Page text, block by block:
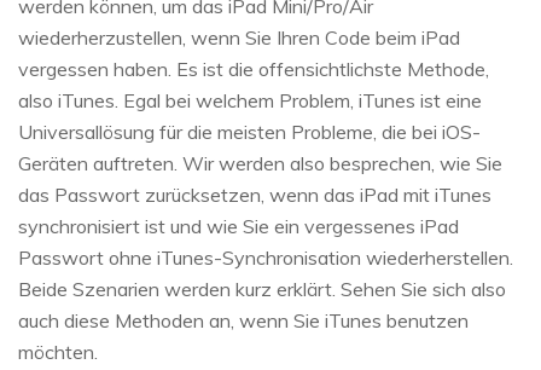
werden können, um das iPad Mini/Pro/Air
wiederherzustellen, wenn Sie Ihren Code beim iPad
vergessen haben. Es ist die offensichtlichste Methode,
also iTunes. Egal bei welchem Problem, iTunes ist eine
Universallösung für die meisten Probleme, die bei iOS-
Geräten auftreten. Wir werden also besprechen, wie Sie
das Passwort zurücksetzen, wenn das iPad mit iTunes
synchronisiert ist und wie Sie ein vergessenes iPad
Passwort ohne iTunes-Synchronisation wiederherstellen.
Beide Szenarien werden kurz erklärt. Sehen Sie sich also
auch diese Methoden an, wenn Sie iTunes benutzen
möchten.